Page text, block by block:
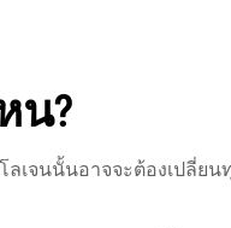
น?
เจนนั้นอาจจะต้องเปลี่